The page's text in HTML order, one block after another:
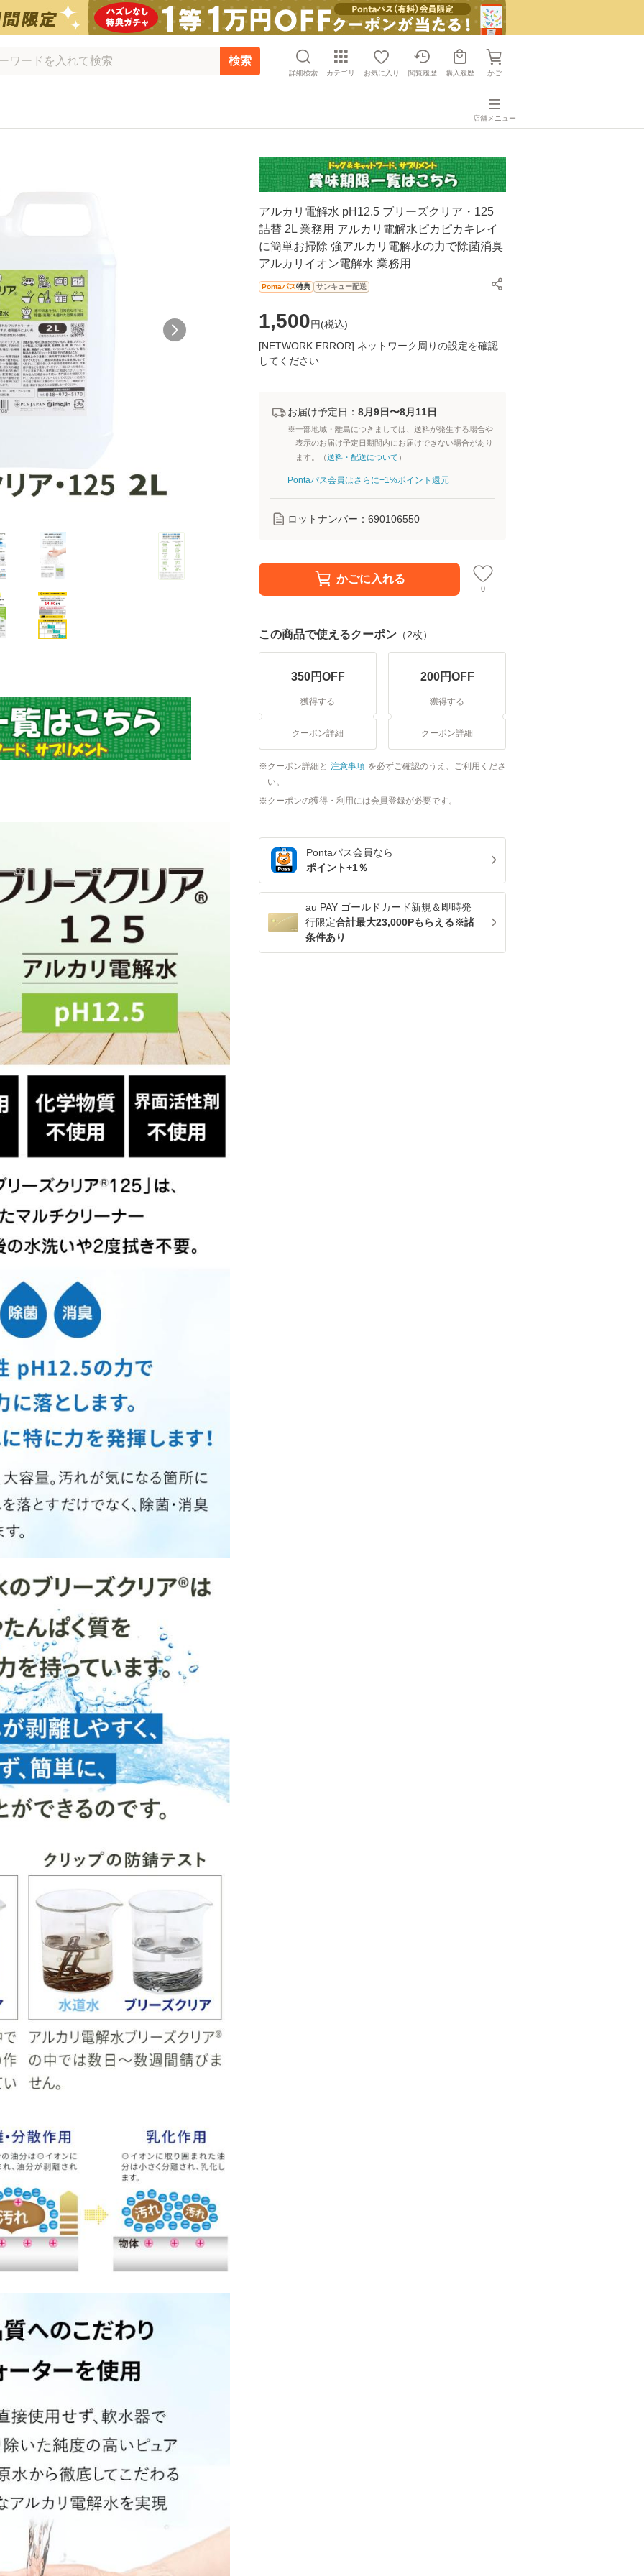
検索
詳細検索 カテゴリ お気に入り 閲覧履歴 購入履歴 かご
店舗メニュー
アルカリ電解水 pH12.5 ブリーズクリア・125
詰替 2L 業務用 アルカリ電解水ピカピカキレイ
に簡単お掃除 強アルカリ電解水の力で除菌消臭
アルカリイオン電解水 業務用
Pontaパス特典 サンキュー配送
1,500円(税込)
[NETWORK ERROR] ネットワーク周りの設定を確認
してください
お届け予定日： 8月9日〜8月11日
※一部地域・離島につきましては、送料が発生する場合や
表示のお届け予定日期間内にお届けできない場合があり
ます。（送料・配送について ）
Pontaパス会員はさらに+1%ポイント還元
ロットナンバー： 690106550
かごに入れる
0
この商品で使えるクーポン （2枚）
350円OFF
獲得する
クーポン詳細
200円OFF
獲得する
クーポン詳細
クーポン詳細と 注意事項 を必ずご確認のうえ、ご利用くださ
い。
クーポンの獲得・利用には会員登録が必要です。
Pontaパス会員なら
ポイント+1％
au PAY ゴールドカード新規＆即時発
行限定合計最大23,000Pもらえる※諸
条件あり